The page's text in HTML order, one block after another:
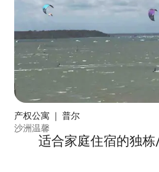
产权公寓 ｜ 普尔
沙洲温馨
适合家庭住宿的独